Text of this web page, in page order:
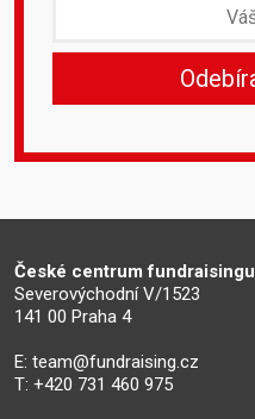
České centrum fundraisingu
Severovýchodní V/1523
141 00 Praha 4
E: team@fundraising.cz
T: +420 731 460 975